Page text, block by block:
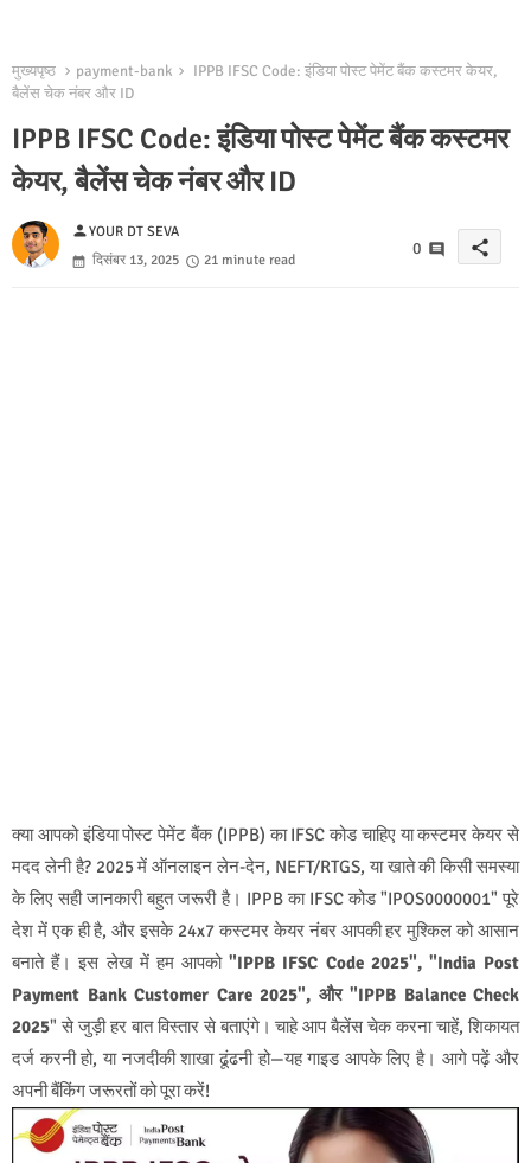
मुख्यपृष्ठ payment-bank
IPPB IFSC Code: इंडिया पोस्ट पेमेंट बैंक कस्टमर केयर,
बैलेंस चेक नंबर और ID
IPPB IFSC Code: इंडिया पोस्ट पेमेंट बैंक कस्टमर
केयर, बैलेंस चेक नंबर और ID
personYOUR DT SEVA
दिसंबर 13, 2025
21 minute read
0 share
क्या आपको इंडिया पोस्ट पेमेंट बैंक (IPPB) का IFSC कोड चाहिए या कस्टमर केयर से
मदद लेनी है? 2025 में ऑनलाइन लेन-देन, NEFT/RTGS, या खाते की किसी समस्या
के लिए सही जानकारी बहुत जरूरी है। IPPB का IFSC कोड "IPOS0000001" पूरे
देश में एक ही है, और इसके 24x7 कस्टमर केयर नंबर आपकी हर मुश्किल को आसान
बनाते हैं। इस लेख में हम आपको"IPPB IFSC Code 2025", "India Post
Payment Bank Customer Care 2025", और "IPPB Balance Check
2025" से जुड़ी हर बात विस्तार से बताएंगे। चाहे आप बैलेंस चेक करना चाहें, शिकायत
दर्ज करनी हो, या नजदीकी शाखा ढूंढनी हो—यह गाइड आपके लिए है। आगे पढ़ें और
अपनी बैंकिंग जरूरतों को पूरा करें!